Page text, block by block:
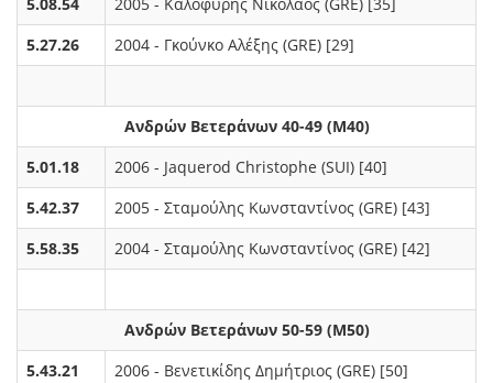
5.27.26
2004 - Γκούνκο Αλέξης (GRE) [29]
Ανδρών Βετεράνων 40-49 (M40)
5.01.18
2006 - Jaquerod Christophe (SUI) [40]
5.42.37
2005 - Σταμούλης Κωνσταντίνος (GRE) [43]
5.58.35
2004 - Σταμούλης Κωνσταντίνος (GRE) [42]
Ανδρών Βετεράνων 50-59 (M50)
5.43.21
2006 - Βενετικίδης Δημήτριος (GRE) [50]